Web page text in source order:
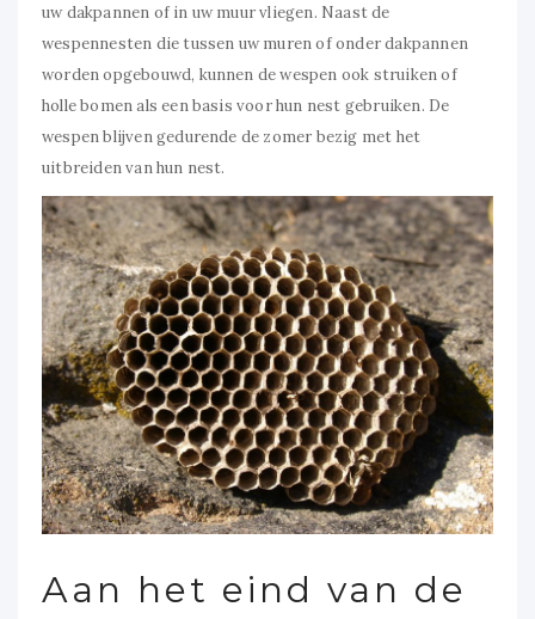
uw dakpannen of in uw muur vliegen. Naast de
wespennesten die tussen uw muren of onder dakpannen
worden opgebouwd, kunnen de wespen ook struiken of
holle bomen als een basis voor hun nest gebruiken. De
wespen blijven gedurende de zomer bezig met het
uitbreiden van hun nest.
Aan het eind van de